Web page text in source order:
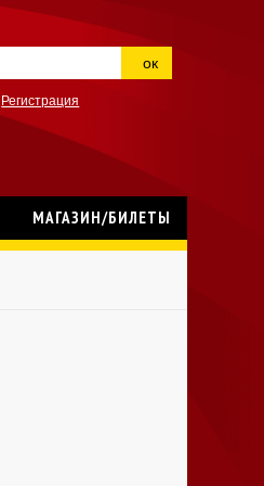
ок
Регистрация
МАГАЗИН/БИЛЕТЫ